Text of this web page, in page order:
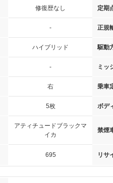
修復歴なし 定期
- 正規
ハイブリッド 駆動
- ミッ
右 乗車
5枚 ボデ
アティチュードブラックマ
イカ
禁煙
695 リサ